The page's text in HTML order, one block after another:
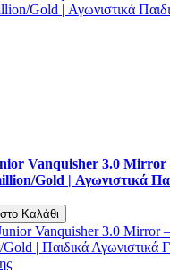
Vanquisher 3.0 Mirror
Gold | Αγωνιστικά
Καλάθι